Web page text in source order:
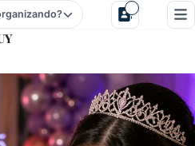
Glitter Para Fiestas Y